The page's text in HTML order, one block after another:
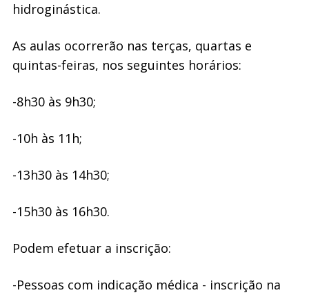
hidroginástica.
As aulas ocorrerão nas terças, quartas e
quintas-feiras, nos seguintes horários:
-8h30 às 9h30;
-10h às 11h;
-13h30 às 14h30;
-15h30 às 16h30.
Podem efetuar a inscrição:
-Pessoas com indicação médica - inscrição na